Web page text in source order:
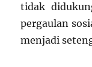
tidak
pergaulan
menjadi